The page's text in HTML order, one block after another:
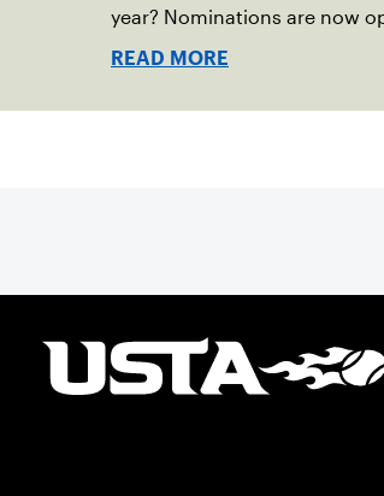
year? Nominations are now
READ MORE